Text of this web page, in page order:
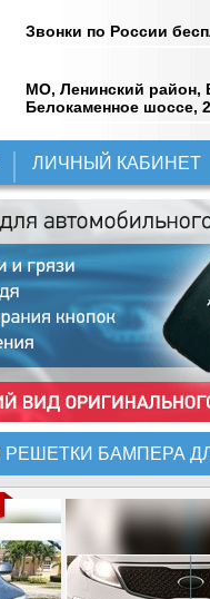
Звонки по России
МО, Ленинский район,
Белокаменное шоссе,
ЛИЧНЫЙ КАБИНЕТ
БАМПЕРА